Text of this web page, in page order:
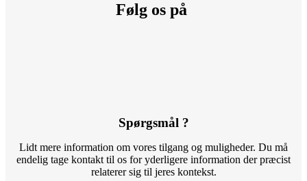
Følg os på
Spørgsmål ?
Lidt mere information om vores tilgang og muligheder. Du må
endelig tage kontakt til os for yderligere information der præcist
relaterer sig til jeres kontekst.